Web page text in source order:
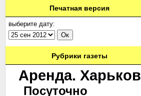
Печатная версия
выберите дату:
Рубрики газеты
Аренда. Харьков
Посуточно